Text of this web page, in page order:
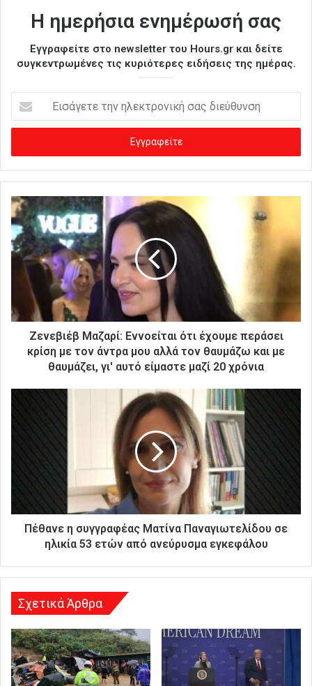
Η ημερήσια ενημέρωσή σας
Εγγραφείτε στο newsletter του Hours.gr και δείτε
συγκεντρωμένες τις κυριότερες ειδήσεις της ημέρας.
σ
γ
ε
ε
τ
η
ν
κ
τ
σ
Ζενεβιέβ Μαζαρί: Εννοείται ότι έχουμε περάσει
κρίση με τον άντρα μου αλλά τον θαυμάζω και με
θαυμάζει, γι' αυτό είμαστε μαζί 20 χρόνια
Πέθανε η συγγραφέας Ματίνα Παναγιωτελίδου σε
ηλικία 53 ετών από ανεύρυσμα εγκεφάλου
Σχετικά Άρθρα